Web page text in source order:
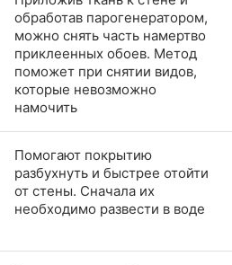
обработав парогенератором,
можно снять часть намертво
приклеенных обоев. Метод
поможет при снятии видов,
которые невозможно
намочить
Помогают покрытию
разбухнуть и быстрее отойти
от стены. Сначала их
необходимо развести в воде